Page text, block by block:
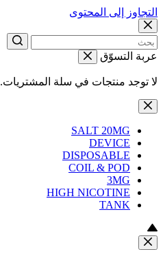
التجاوز إلى المحتوى
عربة التسوّق
لا توجد منتجات في سلة المشتريات.
SALT 20MG
DEVICE
DISPOSABLE
COIL & POD
3MG
HIGH NICOTINE
TANK